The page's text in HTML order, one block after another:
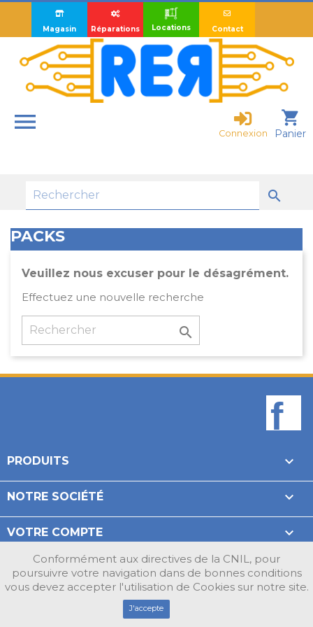
Conformément aux directives de la CNIL, pour
poursuivre votre navigation dans de bonnes conditions
vous devez accepter l'utilisation de Cookies sur notre site.
J'accepte
Magasin Réparations Locations Contact
 shopping_cart
Panier
Connexion

PACKS
Veuillez nous excuser pour le désagrément.
Effectuez une nouvelle recherche

PRODUITS 
NOTRE SOCIÉTÉ 
VOTRE COMPTE 
INFORMATIONS
Design par Unik-Visual.fr